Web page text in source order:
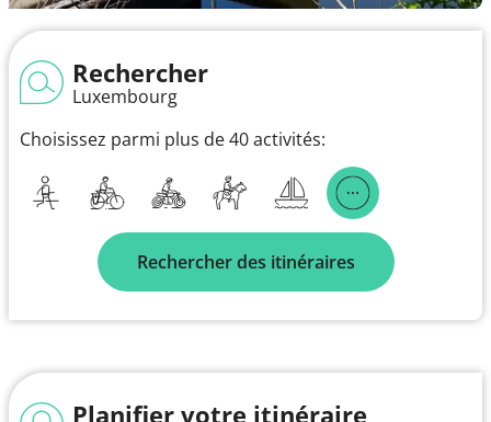
Rechercher
Luxembourg
Choisissez parmi plus de 40 activités:
Rechercher des itinéraires
Planifier votre itinéraire